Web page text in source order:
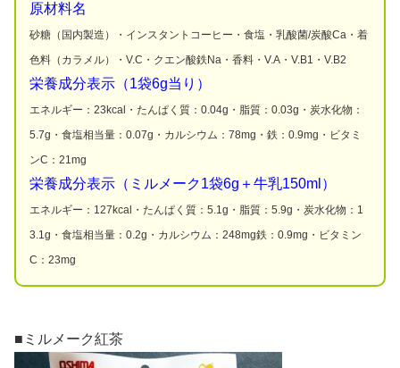
原材料名
砂糖（国内製造）・インスタントコーヒー・食塩・乳酸菌/炭酸Ca・着
色料（カラメル）・V.C・クエン酸鉄Na・香料・V.A・V.B1・V.B2
栄養成分表示（1袋6g当り）
エネルギー：23kcal・たんぱく質：0.04g・脂質：0.03g・炭水化物：
5.7g・食塩相当量：0.07g・カルシウム：78mg・鉄：0.9mg・ビタミ
ンC：21mg
栄養成分表示（ミルメーク1袋6g＋牛乳150ml）
エネルギー：127kcal・たんぱく質：5.1g・脂質：5.9g・炭水化物：1
3.1g・食塩相当量：0.2g・カルシウム：248mg鉄：0.9mg・ビタミン
C：23mg
■ミルメーク紅茶